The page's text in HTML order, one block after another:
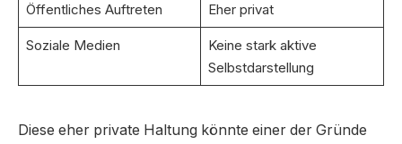
Öffentliches Auftreten Eher privat
Soziale Medien
Keine stark aktive
Selbstdarstellung
Diese eher private Haltung könnte einer der Gründe